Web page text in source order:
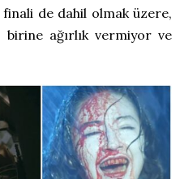
de dahil olmak üzere,
ağırlık vermiyor ve